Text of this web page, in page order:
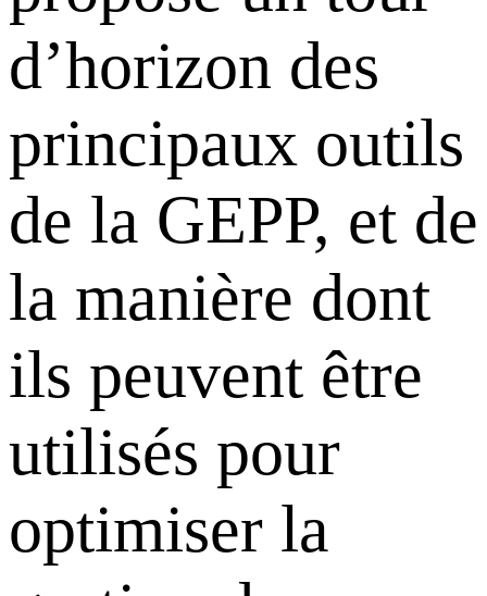
d’horizon des
principaux outils
de la GEPP, et de
la manière dont
ils peuvent être
utilisés pour
optimiser la